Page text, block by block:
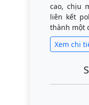
cao, chịu
liên kết
thành một
Xem chi